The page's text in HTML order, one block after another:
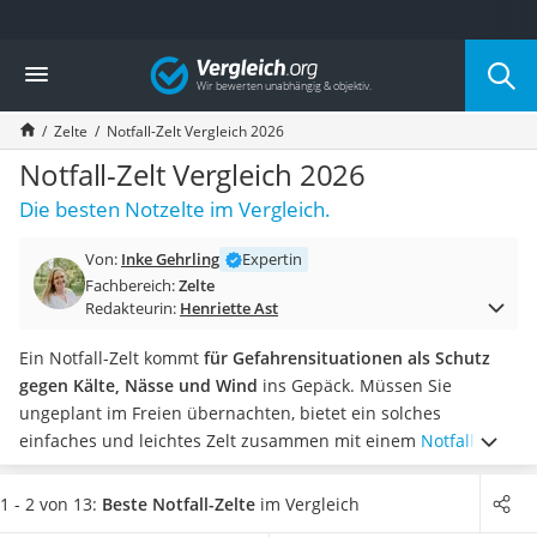
Die beliebtesten Vergleiche nach Kategorie
Freizeit & Sport
Gartentrampolin
Trampolin
Metalldetektor
Eufab-Fahrradträger
Trampolin 366 cm
Aluminium-Koffer
Futterboot
E-Bike-Dreirad
Trekkingschuhe Herren
Reisetasche mit Rollen
Klimmzugstation
Koffer
Nachtsichtgerät
Vergleich
Zelte Notfall-Zelt Vergleich 2026
Notfall-Zelt Vergleich 2026
Die besten Notzelte im Vergleich.
Von: Inke Gehrling
Expertin
Fachbereich:Zelte
Redakteurin: Henriette Ast
Ein Notfall-Zelt kommt für Gefahrensituationen als Schutz
gegen Kälte, Nässe und Wind ins Gepäck. Müssen Sie
ungeplant im Freien übernachten, bietet ein solches
einfaches und leichtes Zelt zusammen mit einem Notfall-
Schlafsackeinen grundlegenden Schutz. Die Zeltplane hält
bis zu 90 % der Körperwärme zurück, hat kaum Gewicht und
1 - 2 von 13: Beste Notfall-Zelte im Vergleich